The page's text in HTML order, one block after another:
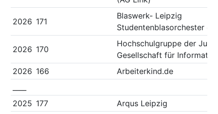
2026 171
Blaswerk- Leipzig
Studentenblasorchester
2026 170
Hochschulgruppe der
Gesellschaft für Informatik
2026 166
Arbeiterkind.de
2025 177 Arqus Leipzig